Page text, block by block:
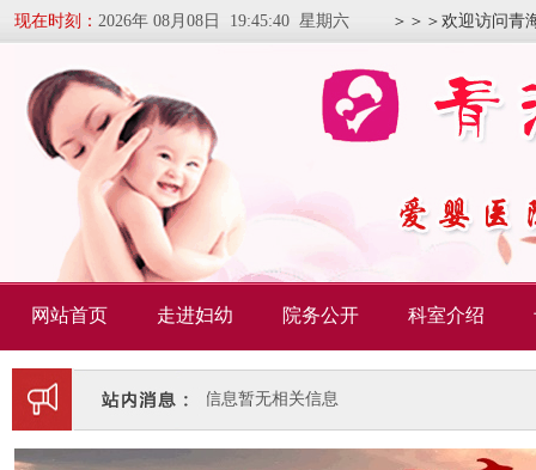
现在时刻： 2026年 08月08日 19:45:41 星期六 ＞＞＞欢迎访问青
网站首页 走进妇幼 院务公开 科室介绍
暂无相关信息暂无相关信息